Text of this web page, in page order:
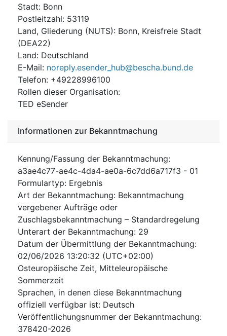
Stadt: Bonn
Postleitzahl: 53119
Land, Gliederung (NUTS): Bonn, Kreisfreie Stadt
(DEA22)
Land: Deutschland
E-Mail: noreply.esender_hub@bescha.bund.de
Telefon: +49228996100
Rollen dieser Organisation:
TED eSender
Informationen zur Bekanntmachung
Kennung/Fassung der Bekanntmachung:
a3ae4c77-ae4c-4da4-ae0a-6c7dd6a717f3 - 01
Formulartyp: Ergebnis
Art der Bekanntmachung: Bekanntmachung
vergebener Aufträge oder
Zuschlagsbekanntmachung – Standardregelung
Unterart der Bekanntmachung: 29
Datum der Übermittlung der Bekanntmachung:
02/06/2026 13:20:32 (UTC+02:00)
Osteuropäische Zeit, Mitteleuropäische
Sommerzeit
Sprachen, in denen diese Bekanntmachung
offiziell verfügbar ist: Deutsch
Veröffentlichungsnummer der Bekanntmachung:
378420-2026